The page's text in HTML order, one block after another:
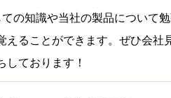
の知識や当社の製品について
えることができます。ぜひ会社
ております！